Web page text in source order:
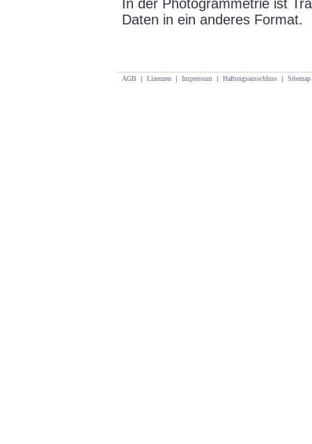
In der Photogrammetrie ist
Daten in ein anderes Format.
AGB | Lizenzen | Impressum | Haftungsausschluss | Sitemap